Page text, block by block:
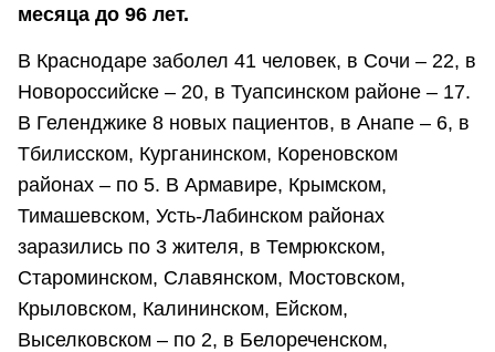
месяца до 96 лет.
В Краснодаре заболел 41 человек, в Сочи – 22, в
Новороссийске – 20, в Туапсинском районе – 17.
В Геленджике 8 новых пациентов, в Анапе – 6, в
Тбилисском, Курганинском, Кореновском
районах – по 5. В Армавире, Крымском,
Тимашевском, Усть-Лабинском районах
заразились по 3 жителя, в Темрюкском,
Староминском, Славянском, Мостовском,
Крыловском, Калининском, Ейском,
Выселковском – по 2, в Белореченском,